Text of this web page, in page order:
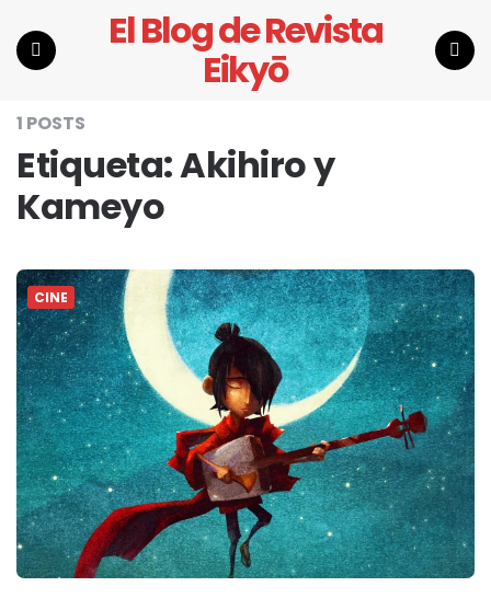
El Blog de Revista
Eikyō
1 POSTS
Etiqueta:Akihiro y
Kameyo
CINE